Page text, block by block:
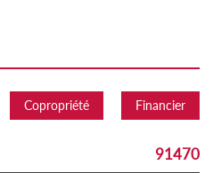
Copropriété Financier
91470